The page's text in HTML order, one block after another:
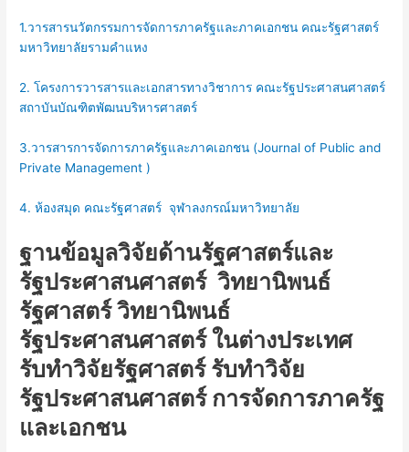
1.วารสารนวัตกรรมการจัดการภาครัฐและภาคเอกชน คณะรัฐศาสตร์
มหาวิทยาลัยรามคำแหง
2. โครงการวารสารและเอกสารทางวิชาการ คณะรัฐประศาสนศาสตร์
สถาบันบัณฑิตพัฒนบริหารศาสตร์
3.วารสารการจัดการภาครัฐและภาคเอกชน (Journal of Public and
Private Management )
4. ห้องสมุด คณะรัฐศาสตร์ จุฬาลงกรณ์มหาวิทยาลัย
ฐานข้อมูลวิจัยด้านรัฐศาสตร์และ
รัฐประศาสนศาสตร์ วิทยานิพนธ์
รัฐศาสตร์ วิทยานิพนธ์
รัฐประศาสนศาสตร์ ในต่างประเทศ
รับทำวิจัยรัฐศาสตร์ รับทำวิจัย
รัฐประศาสนศาสตร์ การจัดการภาครัฐ
และเอกชน